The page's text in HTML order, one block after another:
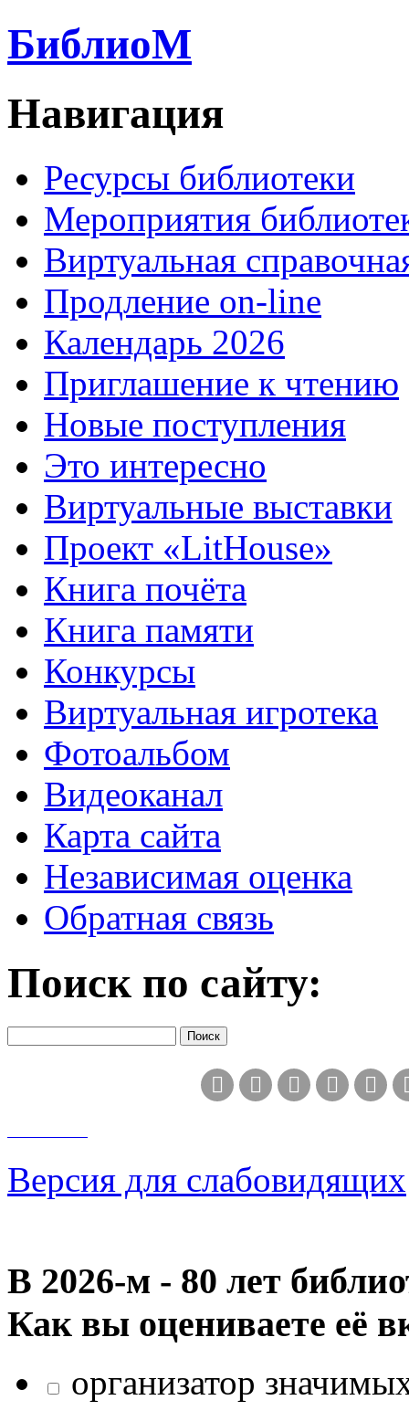
БиблиоМ
Навигация
Ресурсы библиотеки
Мероприятия
Виртуальная
Продление on-line
Календарь 2026
Приглашение к чтению
Новые поступления
Это интересно
Виртуальные выставки
Проект «LitHouse»
Книга почёта
Книга памяти
Конкурсы
Виртуальная игротека
Фотоальбом
Видеоканал
Карта сайта
Независимая оценка
Обратная связь
Поиск по сайту:
Версия для слабовидящих
В 2026‑м - 80 лет
Как вы оцениваете её
организатор